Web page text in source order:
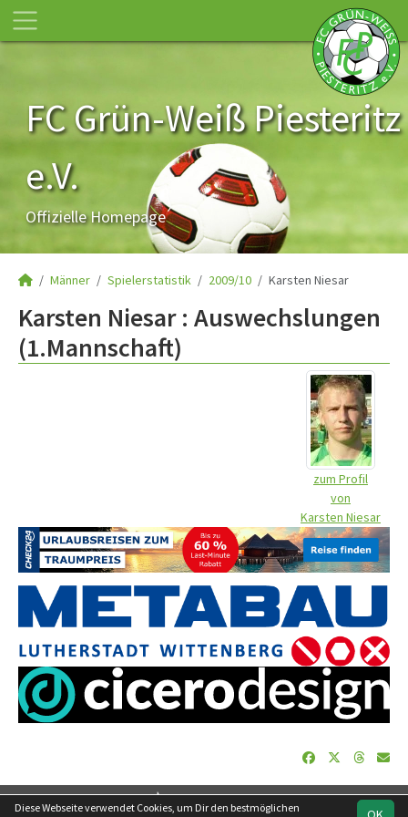
FC Grün-Weiß Piesteritz
e.V.
Offizielle Homepage
Männer Spielerstatistik 2009/10 Karsten Niesar
Karsten Niesar : Auswechslungen
(1.Mannschaft)
zum Profil
von
Karsten Niesar
soccero.de
Diese Webseite verwendet Cookies, um Dir den bestmöglichen